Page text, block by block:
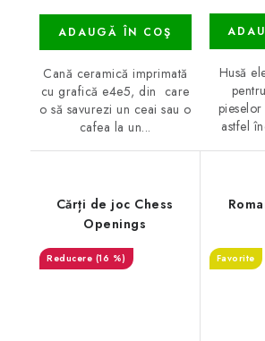
ADAUGĂ ÎN COŞ
Cană ceramică imprimată
cu grafică e4e5, din care
o să savurezi un ceai sau o
cafea la un...
Husă
astfel
Cărți de joc Chess
Openings
(16 %) Favorite